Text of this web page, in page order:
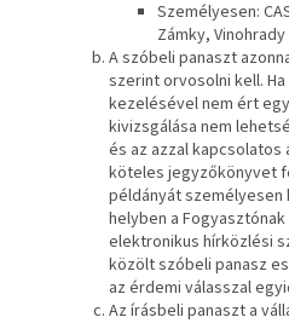
Személyesen:
Zámky,
A szóbeli panaszt
szerint orvosolni kell.
kezelésével nem ért
kivizsgálása nem
és az azzal kapcsolatos
köteles jegyzőkönyvet
példányát
helyben a
elektronikus hírközlési
közölt szóbeli panasz
az érdemi válasszal
Az írásbeli panaszt a